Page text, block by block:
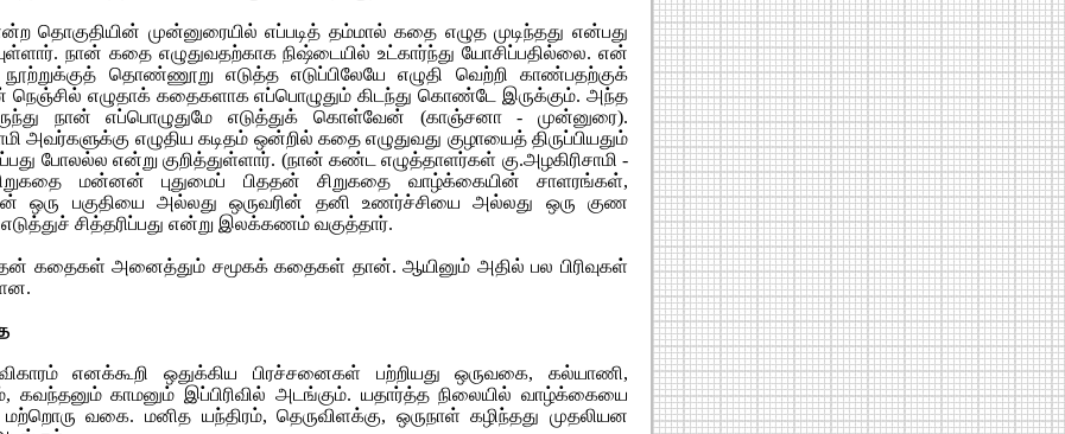
தொகுதியின் முன்னுரையில் எப்படித் தம்மால் கதை எழுத முடிந்தது என்பது
நான் கதை எழுதுவதற்காக நிஷ்டையில் உட்கார்ந்து யோசிப்பதில்லை. என்
தொண்ணூறு எடுத்த எடுப்பிலேயே எழுதி வெற்றி காண்பதற்குக்
எழுதாக் கதைகளாக எப்பொழுதும் கிடந்து கொண்டே இருக்கும். அந்த
நான் எப்பொழுதுமே எடுத்துக் கொள்வேன் (காஞ்சனா - முன்னுரை).
அவர்களுக்கு எழுதிய கடிதம் ஒன்றில் கதை எழுதுவது குழாயைத் திருப்பியதும்
போலல்ல என்று குறித்துள்ளார். (நான் கண்ட எழுத்தாளர்கள் கு.அழகிரிசாமி -
மன்னன் புதுமைப் பிததன் சிறுகதை வாழ்க்கையின் சாளரங்கள்,
ஒரு பகுதியை அல்லது ஒருவரின் தனி உணர்ச்சியை அல்லது ஒரு குண
சித்தரிப்பது என்று இலக்கணம் வகுத்தார்.
கதைகள் அனைத்தும் சமூகக் கதைகள் தான். ஆயினும் அதில் பல பிரிவுகள்
எனக்கூறி ஒதுக்கிய பிரச்சனைகள் பற்றியது ஒருவகை, கல்யாணி,
கவந்தனும் காமனும் இப்பிரிவில் அடங்கும். யதார்த்த நிலையில் வாழ்க்கையை
வகை. மனித யந்திரம், தெருவிளக்கு, ஒருநாள் கழிந்தது முதலியன